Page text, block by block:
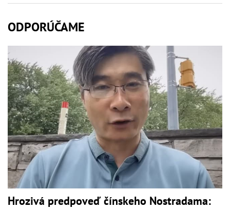
ODPORÚČAME
Hrozivá predpoveď čínskeho Nostradama: